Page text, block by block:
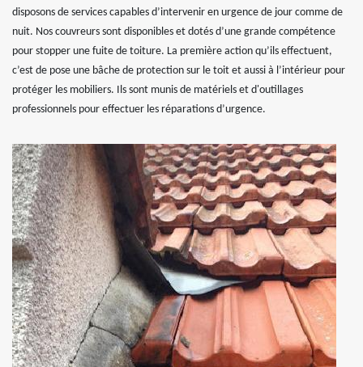
disposons de services capables d’intervenir en urgence de jour comme de
nuit. Nos couvreurs sont disponibles et dotés d’une grande compétence
pour stopper une fuite de toiture. La première action qu’ils effectuent,
c’est de pose une bâche de protection sur le toit et aussi à l’intérieur pour
protéger les mobiliers. Ils sont munis de matériels et d'outillages
professionnels pour effectuer les réparations d’urgence.